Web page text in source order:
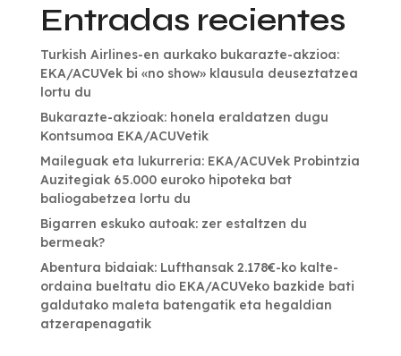
Entradas recientes
Turkish Airlines-en aurkako bukarazte-akzioa:
EKA/ACUVek bi «no show» klausula deuseztatzea
lortu du
Bukarazte-akzioak: honela eraldatzen dugu
Kontsumoa EKA/ACUVetik
Maileguak eta lukurreria: EKA/ACUVek Probintzia
Auzitegiak 65.000 euroko hipoteka bat
baliogabetzea lortu du
Bigarren eskuko autoak: zer estaltzen du
bermeak?
Abentura bidaiak: Lufthansak 2.178€-ko kalte-
ordaina bueltatu dio EKA/ACUVeko bazkide bati
galdutako maleta batengatik eta hegaldian
atzerapenagatik